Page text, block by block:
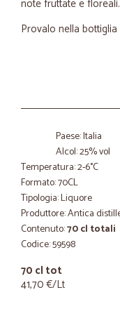
note fruttate e floreali.
Provalo nella bottiglia
Paese: Italia
Alcol: 25% vol
Temperatura: 2-6°C
Formato: 70CL
Tipologia: Liquore
Produttore: Antica
Contenuto:70 cl totali
Codice: 59598
70 cl tot
41,70 €/Lt